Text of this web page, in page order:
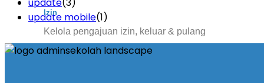
Izin
Kelola pengajuan izin, keluar & pulang
update(3)
update mobile(1)